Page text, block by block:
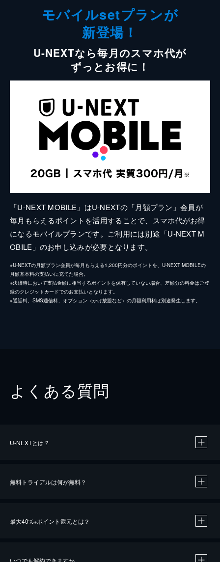
モバイルsetプランが
新登場！
U-NEXTなら毎月のスマホ代が
ずっとお得に！
「U-NEXT MOBILE」はU-NEXTの「月額プラン」会員が
毎月もらえるポイントを活用することで、スマホ代がお得
になるモバイルプランです。ご利用には別途「U-NEXT M
OBILE」のお申し込みが必要となります。
※U-NEXTの月額プラン会員が毎月もらえる1,200円分のポイントを、U-NEXT MOBILEの
月額基本料の支払いに充てた場合。
※決済時において支払金額に相当するポイントを保有していない場合、差額分の料金はご登
録のクレジットカードでのお支払いとなります。
※通話料、SMS通信料、オプション（かけ放題など）の月額利用料は別途発生します。
よくある質問
U-NEXTとは？
無料トライアルは何が無料？
最大40%※ポイント還元とは？
いつでも解約できますか